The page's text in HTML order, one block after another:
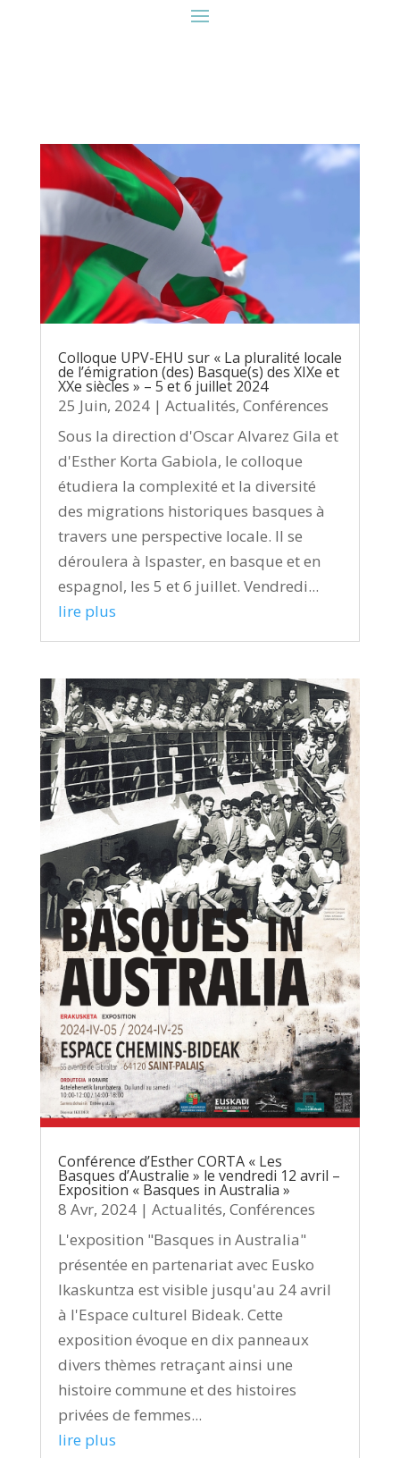
Colloque UPV-EHU sur « La pluralité locale
de l’émigration (des) Basque(s) des XIXe et
XXe siècles » – 5 et 6 juillet 2024
25 Juin, 2024| Actualités, Conférences
Sous la direction d'Oscar Alvarez Gila et
d'Esther Korta Gabiola, le colloque
étudiera la complexité et la diversité
des migrations historiques basques à
travers une perspective locale. Il se
déroulera à Ispaster, en basque et en
espagnol, les 5 et 6 juillet. Vendredi...
lire plus
Conférence d’Esther CORTA « Les
Basques d’Australie » le vendredi 12 avril –
Exposition « Basques in Australia »
8 Avr, 2024| Actualités, Conférences
L'exposition "Basques in Australia"
présentée en partenariat avec Eusko
Ikaskuntza est visible jusqu'au 24 avril
à l'Espace culturel Bideak. Cette
exposition évoque en dix panneaux
divers thèmes retraçant ainsi une
histoire commune et des histoires
privées de femmes...
lire plus